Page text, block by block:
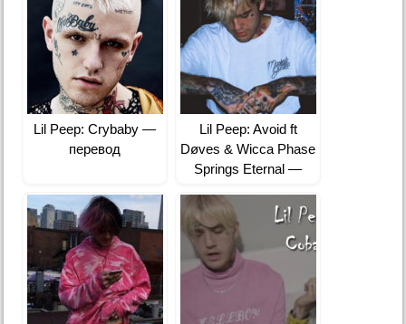
Lil Peep: Crybaby —
перевод
Lil Peep: Avoid ft
Døves & Wicca Phase
Springs Eternal —